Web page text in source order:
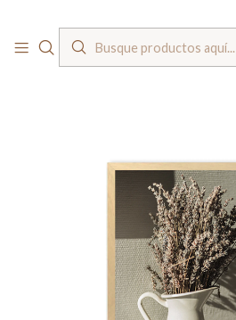
Inicio Cuadros Cuadros fotografías